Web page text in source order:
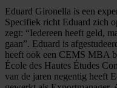
Eduard Gironella is een
Specifiek richt Eduard zich
zegt: “Iedereen heeft geld,
gaan”. Eduard is
heeft ook een CEMS MBA
École des Hautes Études
van de jaren negentig heeft